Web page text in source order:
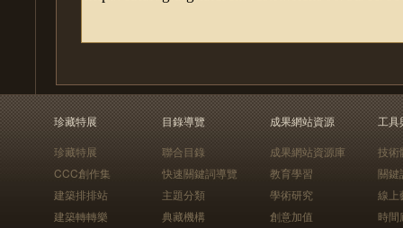
珍藏特展
珍藏特展
CCC創作集
建築排排站
建築轉轉樂
目錄導覽
聯合目錄
快速關鍵詞導覽
主題分類
典藏機構
成果網站資源
成果網站資源庫
教育學習
學術研究
創意加值
工具
技術
關鍵
線上
時間